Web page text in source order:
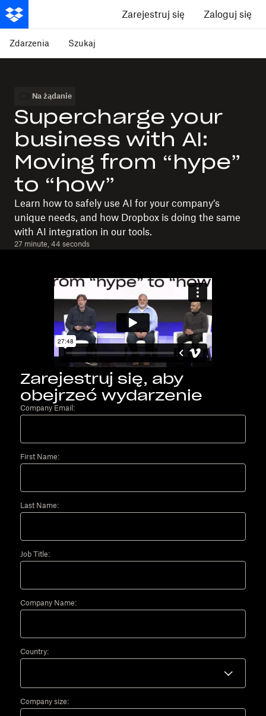
Zarejestruj się Zaloguj się
Zdarzenia Szukaj
Na żądanie
Supercharge your
business with AI:
Moving from “hype”
to “how”
Learn how to safely use AI for your company’s
unique needs, and how Dropbox is doing the same
with AI integration in our tools.
27 minute, 44 seconds
Zarejestruj się, aby
obejrzeć wydarzenie
Company Email:
First Name:
Last Name:
Job Title:
Company Name:
Country:
Company size: